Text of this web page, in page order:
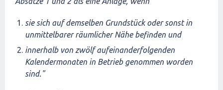
sie sich auf demselben Grundstück oder sonst in
unmittelbarer räumlicher Nähe befinden und
innerhalb von zwölf aufeinanderfolgenden
Kalendermonaten in Betrieb genommen worden
sind."